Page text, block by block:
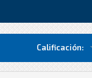
Calificación: